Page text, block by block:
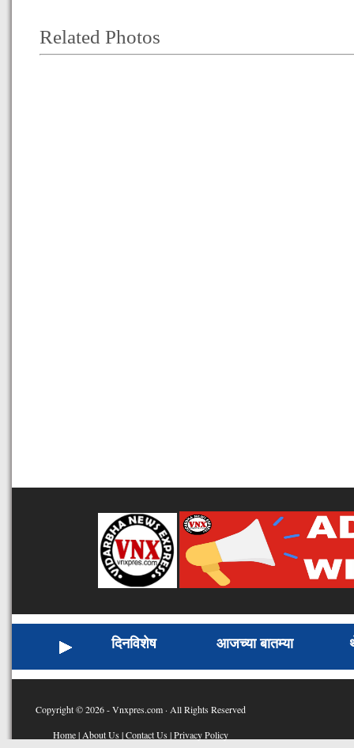
Related Photos
दिनविशेष आजच्या बातम्या
Copyright © 2026 - Vnxpres.com · All Rights Reserved
Home|About Us |Contact Us |Privacy Policy